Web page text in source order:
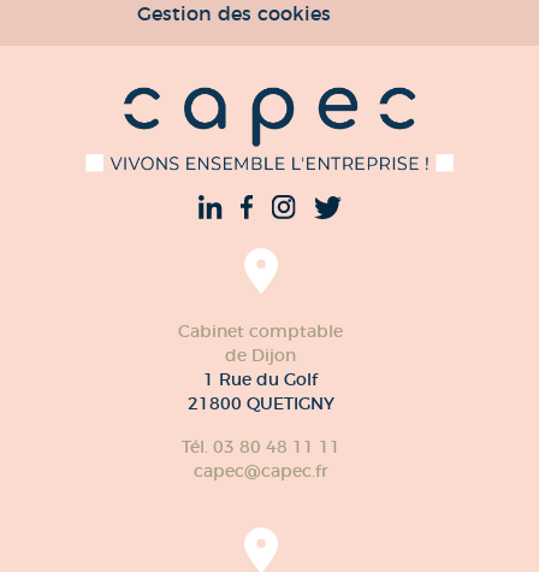
Gestion des cookies
Cabinet comptable
de Dijon
1 Rue du Golf
21800 QUETIGNY
Tél. 03 80 48 11 11
capec@capec.fr